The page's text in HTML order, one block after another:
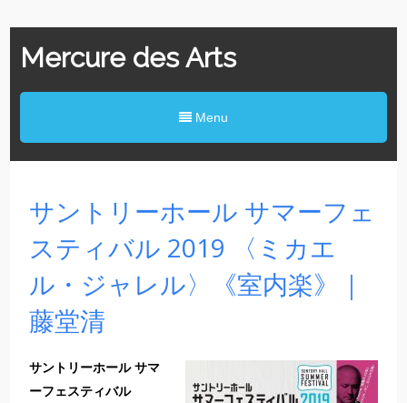
Mercure des Arts
Menu
サントリーホール サマーフェ
スティバル 2019 〈ミカエ
ル・ジャレル〉《室内楽》｜
藤堂清
サントリーホール サマ
ーフェスティバル